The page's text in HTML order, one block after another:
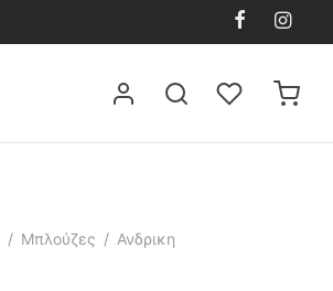
/ Μπλούζες / Ανδρικη